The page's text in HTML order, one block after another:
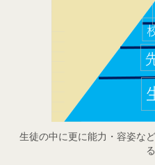
生徒の中に更に能力・容姿な